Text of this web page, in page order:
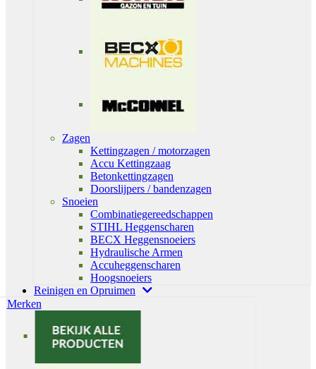
Zagen
Kettingzagen / motorzagen
Accu Kettingzaag
Betonkettingzagen
Doorslijpers / bandenzagen
Snoeien
Combinatiegereedschappen
STIHL Heggenscharen
BECX Heggensnoeiers
Hydraulische Armen
Accuheggenscharen
Hoogsnoeiers
Reinigen en Opruimen
Merken